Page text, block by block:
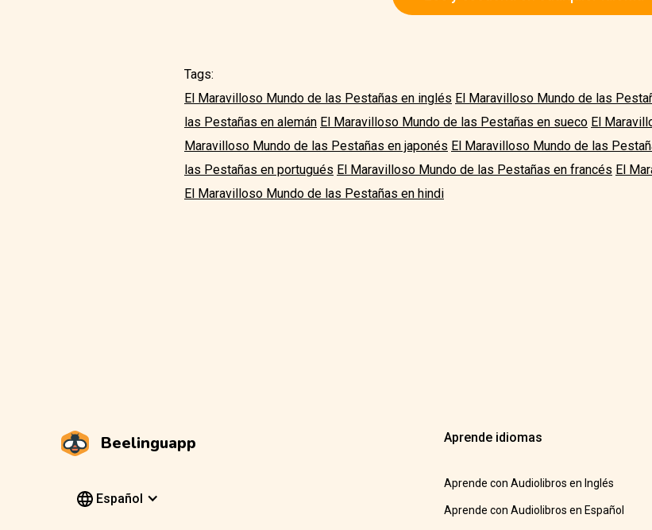
Tags:
El Maravilloso Mundo de las Pestañas en inglés El Maravilloso Mundo de las
las Pestañas en alemán El Maravilloso Mundo de las Pestañas en sueco El
Maravilloso Mundo de las Pestañas en japonés El Maravilloso Mundo de las
las Pestañas en portugués El Maravilloso Mundo de las Pestañas en francés El
El Maravilloso Mundo de las Pestañas en hindi
Beelinguapp
Español
Aprende idiomas
Aprende con Audiolibros en Inglés
Aprende con Audiolibros en Español